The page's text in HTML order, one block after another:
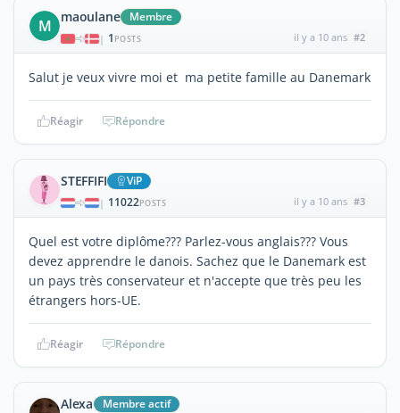
M maoulane Membre
| 1 POSTS il y a 10 ans #2
Salut je veux vivre moi et ma petite famille au Danemark
Réagir Répondre
STEFFIFI ViP
| 11022POSTS il y a 10 ans #3
Quel est votre diplôme??? Parlez-vous anglais??? Vous
devez apprendre le danois. Sachez que le Danemark est
un pays très conservateur et n'accepte que très peu les
étrangers hors-UE.
Réagir Répondre
Alexa Membre actif